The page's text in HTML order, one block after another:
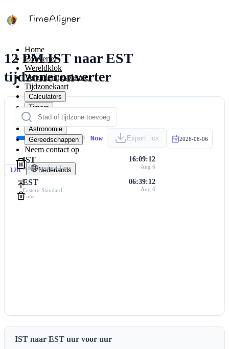
Home
Converter
Wereldklok
Vergaderingsplanner
Tijdzonekaart
Calculators
Timers
Kalender
Astronomie
Gereedschappen
Neem contact op
12H Nederlands
12 PM IST naar EST
tijdzoneconverter
Now Export .ics 2026-08-06
IST
India Standard Time
16:09:12
Aug 6
EST
Eastern Standard
Time
06:39:12
Aug 6
IST naar EST uur voor uur